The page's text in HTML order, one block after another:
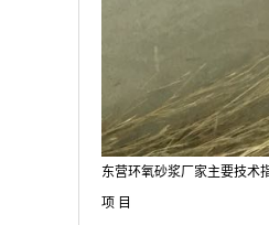
东营环氧砂浆厂家主要技术
项 目